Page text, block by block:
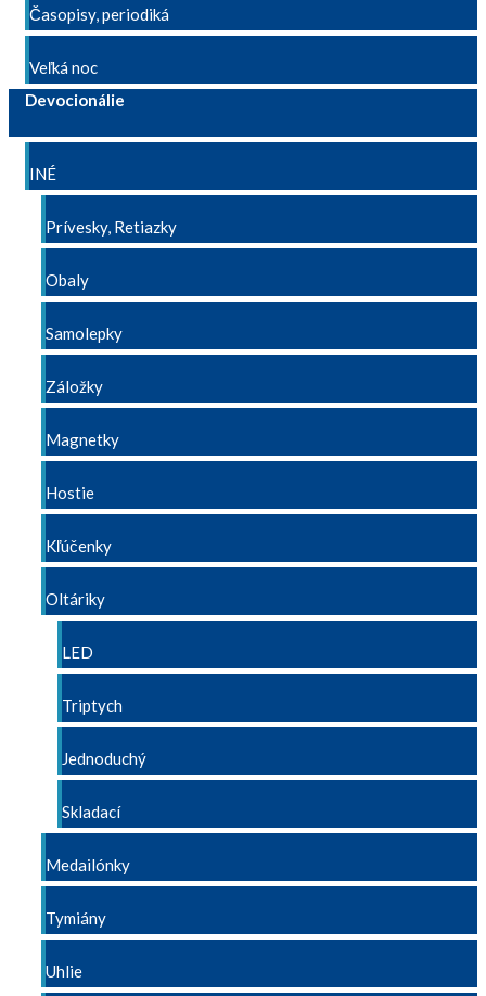
Časopisy, periodiká
Veľká noc
Devocionálie
INÉ
Prívesky, Retiazky
Obaly
Samolepky
Záložky
Magnetky
Hostie
Kľúčenky
Oltáriky
LED
Triptych
Jednoduchý
Skladací
Medailónky
Tymiány
Uhlie